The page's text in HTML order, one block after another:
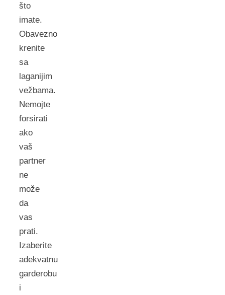
što
imate.
Obavezno
krenite
sa
laganijim
vežbama.
Nemojte
forsirati
ako
vaš
partner
ne
može
da
vas
prati.
Izaberite
adekvatnu
garderobu
i